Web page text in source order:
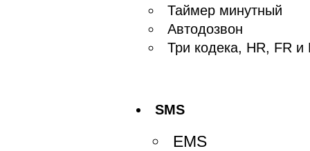
Таймер минутный
Автодозвон
Три кодека, HR, FR и
SMS
EMS